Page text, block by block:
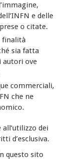
e delle
o citate.
finalità
sia fatta
autori ove
commerciali,
che ne
all’utilizzo dei
d’esclusiva.
questo sito